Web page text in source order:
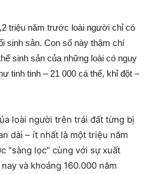
triệu năm trước loài người chỉ có
sinh sản. Con số này thậm chí
sinh sản của những loài có nguy
tinh tinh – 21 000 cá thể, khỉ đột –
loài người trên trái đất từng bị
dài – ít nhất là một triệu năm
“sàng lọc” cùng với sự xuất
và khoảng 160.000 năm